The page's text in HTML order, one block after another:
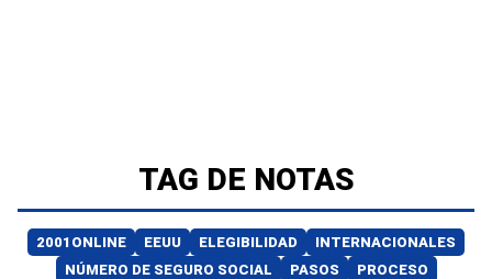
TAG DE NOTAS
2001ONLINE EEUU ELEGIBILIDAD
INTERNACIONALES
NÚMERO DE SEGURO SOCIAL
PASOS
PROCESO